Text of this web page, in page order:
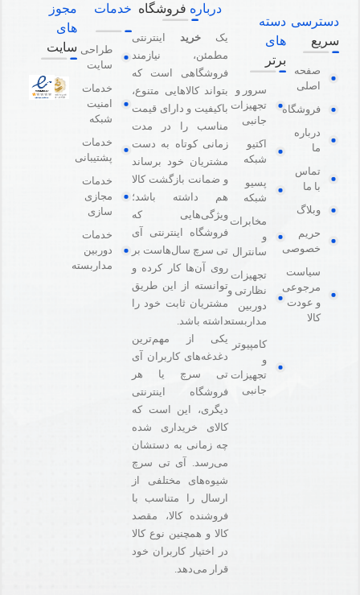
دسترسی
سریع
صفحه
اصلی
فروشگاه
درباره
ما
تماس
با ما
وبلاگ
حریم
خصوصی
سیاست
مرجوعی
و عودت
کالا
دسته
های
برتر
سرور و
تجهیزات
جانبی
اکتیو
شبکه
پسیو
شبکه
مخابرات
و
سانترال
تجهیزات
نظارتی و
دوربین
مداربسته
کامپیوتر
و
تجهیزات
جانبی
درباره فروشگاه
یک خریداینترنتی
مطمئن، نیازمند
فروشگاهی است که
بتواند کالاهایی متنوع،
باکیفیت و دارای قیمت
مناسب را در مدت
زمانی کوتاه به دست
مشتریان خود برساند
و ضمانت بازگشت کالا
هم داشته باشد؛
ویژگی‌هایی که
فروشگاه اینترنتی آی
تی سرچ سال‌هاست بر
روی آن‌ها کار کرده و
توانسته از این طریق
مشتریان ثابت خود را
داشته باشد.
یکی از مهم‌ترین
دغدغه‌های کاربران آی
تی سرچ یا هر
فروشگاه‌ اینترنتی
دیگری، این است که
کالای خریداری شده
چه زمانی به دستشان
می‌رسد. آی تی سرچ
شیوه‌های مختلفی از
ارسال را متناسب با
فروشنده کالا،‌ مقصد
کالا و همچنین نوع کالا
در اختیار کاربران خود
قرار می‌دهد.
خدمات
طراحی
سایت
خدمات
امنیت
شبکه
خدمات
پشتیبانی
خدمات
مجازی
سازی
خدمات
دوربین
مداربسته
مجوز
های
سایت